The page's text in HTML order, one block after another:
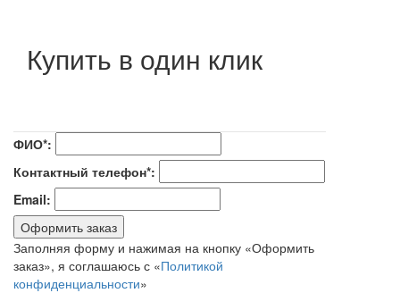
Купить в один клик
ФИО*:
Контактный телефон*:
Email:
Оформить заказ
Заполняя форму и нажимая на кнопку «Оформить
заказ», я соглашаюсь с «Политикой
конфиденциальности»